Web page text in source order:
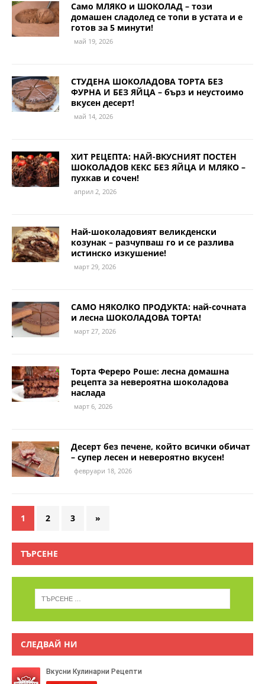
Само МЛЯКО и ШОКОЛАД – този
домашен сладолед се топи в устата и е
готов за 5 минути!
май 19, 2026
СТУДЕНА ШОКОЛАДОВА ТОРТА БЕЗ
ФУРНА И БЕЗ ЯЙЦА – бърз и неустоимо
вкусен десерт!
май 14, 2026
ХИТ РЕЦЕПТА: НАЙ-ВКУСНИЯТ ПОСТЕН
ШОКОЛАДОВ КЕКС БЕЗ ЯЙЦА И МЛЯКО –
пухкав и сочен!
април 2, 2026
Най-шоколадовият великденски
козунак – разчупваш го и се разлива
истинско изкушение!
март 29, 2026
САМО НЯКОЛКО ПРОДУКТА: най-сочната
и лесна ШОКОЛАДОВА ТОРТА!
март 27, 2026
Торта Фереро Роше: лесна домашна
рецепта за невероятна шоколадова
наслада
март 6, 2026
Десерт без печене, който всички обичат
– супер лесен и невероятно вкусен!
февруари 18, 2026
1 2 3 »
ТЪРСЕНЕ
СЛЕДВАЙ НИ